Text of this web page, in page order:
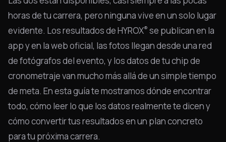
horas de tu carrera, pero ninguna vive en un solo lugar
evidente. Los resultados de HYROX® se publican en la
app y en la web oficial, las fotos llegan desde una red
de fotógrafos del evento, y los datos de tu chip de
cronometraje van mucho más allá de un simple tiempo
de meta. En esta guía te mostramos dónde encontrar
todo, cómo leer lo que los datos realmente te dicen y
cómo convertir tus resultados en un plan concreto
para tu próxima carrera.